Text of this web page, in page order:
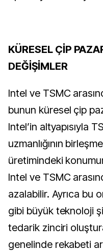
KÜRESEL ÇİP
DEĞİŞİMLER
Intel ve TSMC
bunun küresel çip
Intel’in altyapısıyla
uzmanlığının
üretimindeki
Intel ve TSMC
azalabilir. Ayrıca bu
gibi büyük teknoloji
tedarik zinciri
genelinde rekabeti